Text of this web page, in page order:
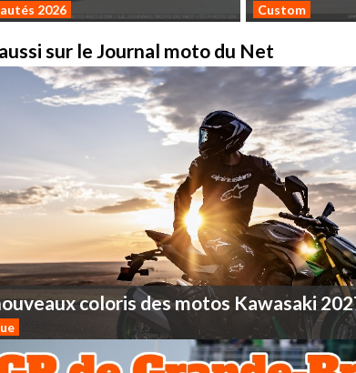
2026
Custom
sur le Journal moto du Net
coloris desmotos Kawasaki